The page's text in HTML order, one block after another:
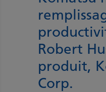
Robert
produit,
Corp.